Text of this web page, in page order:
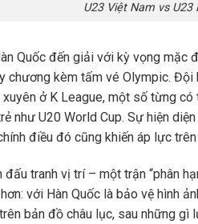
U23 Việt Nam vs U23
Quốc đến giải với kỳ vọng mặc
chương kèm tấm vé Olympic.
ở K League, một số từng
như U20 World Cup. Sự hiện
điều đó cũng khiến áp lực
tranh vị trí – một trận “phân
với Hàn Quốc là bảo vệ hình
bản đồ châu lục, sau những gì